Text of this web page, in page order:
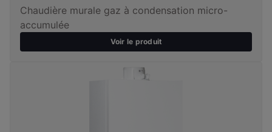
Chaudière murale gaz à condensation micro-
accumulée
Voir le produit